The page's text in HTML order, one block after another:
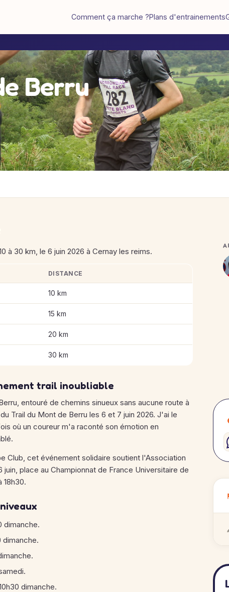
Comment ça marche ?Plans d'entrainements
Berru
à 30 km, le 6 juin 2026 à Cernay les reims.
de Berru
DISTANCE
10 km
15 km
20 km
30 km
trail inoubliable
entouré de chemins sinueux sans aucune route à
Trail du Mont de Berru les 6 et 7 juin 2026. J'ai le
où un coureur m'a raconté son émotion en
Club, cet événement solidaire soutient l'Association
place au Championnat de France Universitaire de
18h30.
dimanche.
dimanche.
dimanche.